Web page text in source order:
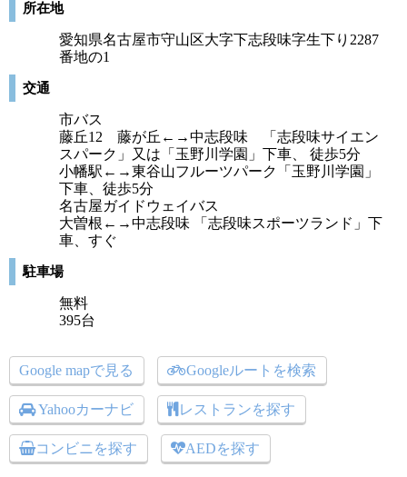
所在地
愛知県名古屋市守山区大字下志段味字生下り2287
番地の1
交通
市バス
藤丘12 藤が丘←→中志段味 「志段味サイエン
スパーク」又は「玉野川学園」下車、 徒歩5分
小幡駅←→東谷山フルーツパーク「玉野川学園」
下車、徒歩5分
名古屋ガイドウェイバス
大曽根←→中志段味 「志段味スポーツランド」下
車、すぐ
駐車場
無料
395台
Google mapで見る Googleルートを検索
Yahooカーナビ レストランを探す
コンビニを探す AEDを探す